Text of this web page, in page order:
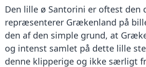
Den lille ø Santorini er oftest den
repræsenterer Grækenland på
den af den simple grund, at
og intenst samlet på dette lille
denne klipperige og ikke særligt